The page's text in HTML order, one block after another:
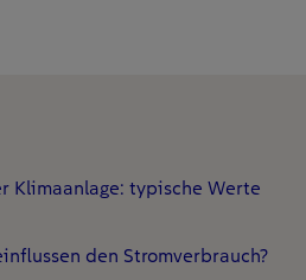
Klimaanlage: typische Werte
den Stromverbrauch?